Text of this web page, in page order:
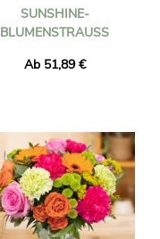
SUNSHINE-
BLUMENSTRAUSS
Ab 51,89 €